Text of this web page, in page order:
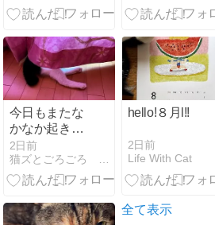
今日もまたな
かなか起きて
こなくてちょ
い心配だにゃ
ー、リッチ
2日前
hello!８月l!!
2日前
Life With Cat
全て表示